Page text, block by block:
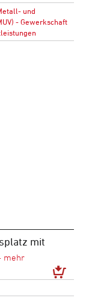
und
- Gewerkschaft
mit